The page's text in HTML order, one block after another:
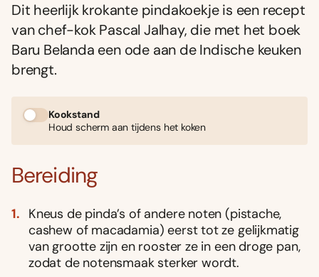
Dit heerlijk krokante pindakoekje is een recept
van chef-kok Pascal Jalhay, die met het boek
Baru Belanda een ode aan de Indische keuken
brengt.
Kookstand
Houd scherm aan tijdens het koken
Bereiding
Kneus de pinda’s of andere noten (pistache,
cashew of macadamia) eerst tot ze gelijkmatig
van grootte zijn en rooster ze in een droge pan,
zodat de notensmaak sterker wordt.